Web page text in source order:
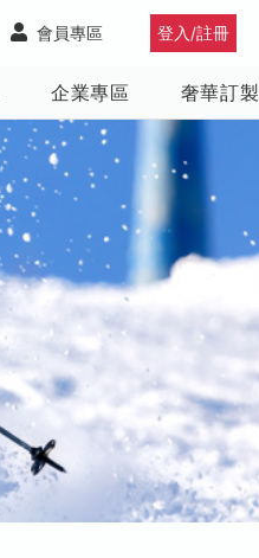
登入/註冊
會員專區
企業專區 奢華訂製